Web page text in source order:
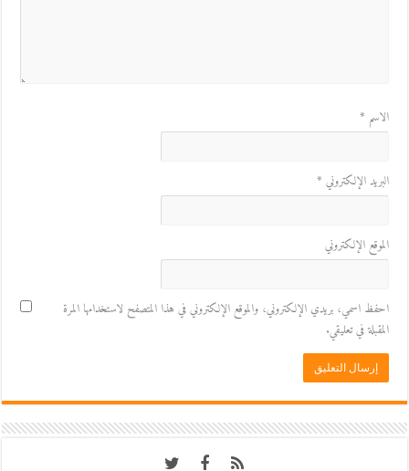
الاسم *
البريد الإلكتروني *
الموقع الإلكتروني
احفظ اسمي، بريدي الإلكتروني، والموقع الإلكتروني في هذا المتصفح لاستخدامها المرة
المقبلة في تعليقي.